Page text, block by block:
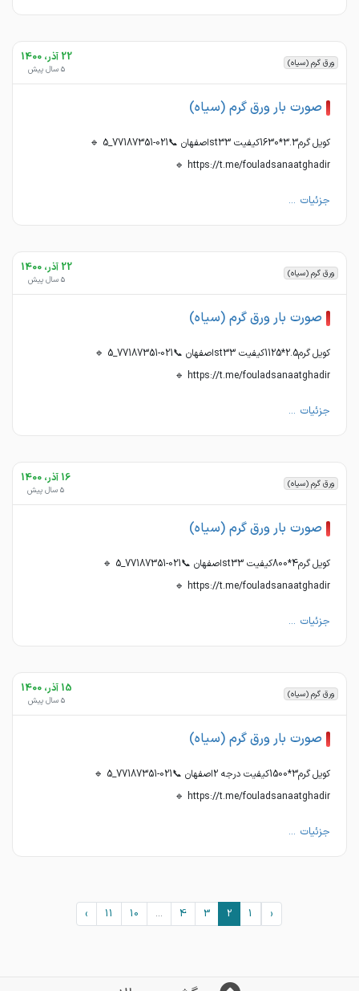
ورق گرم (سیاه) 22 آذر، 1400
5 سال پیش
صورت بار ورق گرم (سیاه)
کویل گرم3.3*1630کیفیت st33اصفهان 📞021-77187351_5 🔹
https://t.me/fouladsanaatghadir 🔹
جزئیات ...
ورق گرم (سیاه) 22 آذر، 1400
5 سال پیش
صورت بار ورق گرم (سیاه)
کویل گرم2.5*1125کیفیت st33اصفهان 📞021-77187351_5 🔹
https://t.me/fouladsanaatghadir 🔹
جزئیات ...
ورق گرم (سیاه) 16 آذر، 1400
5 سال پیش
صورت بار ورق گرم (سیاه)
کویل گرم4*800کیفیت st33اصفهان 📞021-77187351_5 🔹
https://t.me/fouladsanaatghadir 🔹
جزئیات ...
ورق گرم (سیاه) 15 آذر، 1400
5 سال پیش
صورت بار ورق گرم (سیاه)
کویل گرم3*1500کیفیت درجه 2اصفهان 📞021-77187351_5 🔹
https://t.me/fouladsanaatghadir 🔹
جزئیات ...
‹
1
2
3
4
...
10
11
›